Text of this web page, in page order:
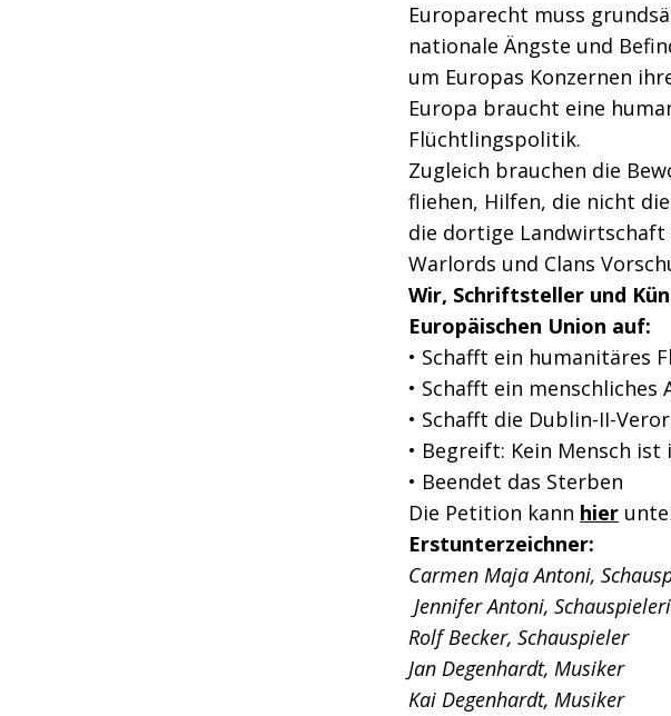
Europarecht muss
nationale Ängste und
um Europas Konzernen
Europa braucht eine
Flüchtlingspolitik.
Zugleich brauchen die
fliehen, Hilfen, die nicht
die dortige
Warlords und Clans
Wir, Schriftsteller und
Europäischen Union auf:
• Schafft ein humanitäres
• Schafft ein menschliches
• Schafft die Dublin-II-
• Begreift: Kein Mensch ist
• Beendet das Sterben
Die Petition kann hier
Erstunterzeichner:
Carmen Maja Antoni,
Jennifer Antoni,
Rolf Becker, Schauspieler
Jan Degenhardt, Musiker
Kai Degenhardt, Musiker